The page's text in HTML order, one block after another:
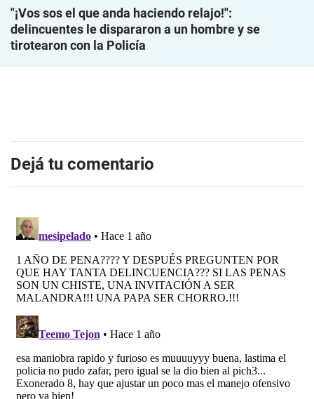
"¡Vos sos el que anda haciendo relajo!":
delincuentes le dispararon a un hombre y se
tirotearon con la Policía
Dejá tu comentario